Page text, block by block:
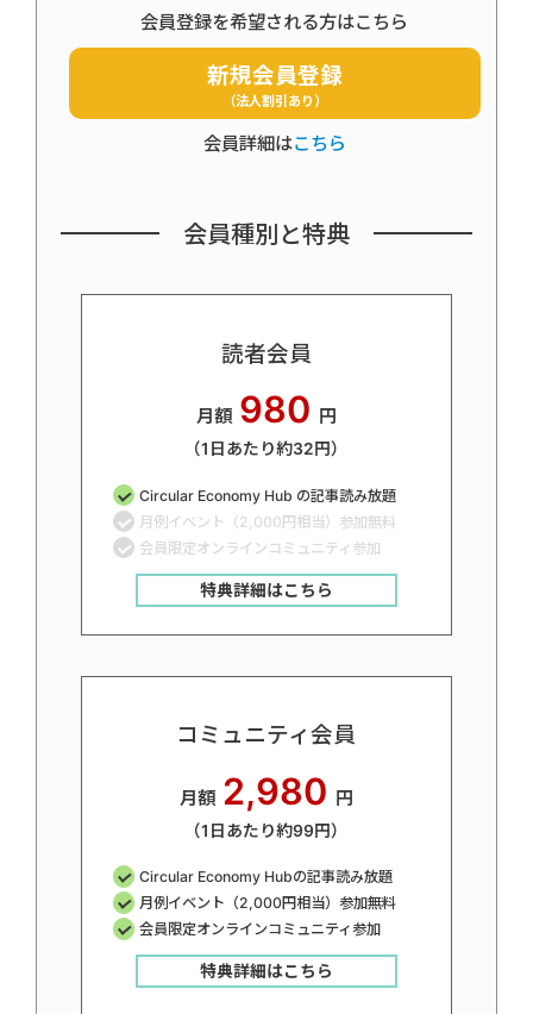
会員登録を希望される方はこちら
新規会員登録
（法人割引あり）
会員詳細はこちら
会員種別と特典
読者会員
月額 980 円
（1日あたり約32円）
Circular Economy Hub の記事読み放題
月例イベント（2,000円相当）参加無料
会員限定オンラインコミュニティ参加
特典詳細はこちら
コミュニティ会員
月額 2,980 円
（1日あたり約99円）
Circular Economy Hubの記事読み放題
月例イベント（2,000円相当）参加無料
会員限定オンラインコミュニティ参加
特典詳細はこちら